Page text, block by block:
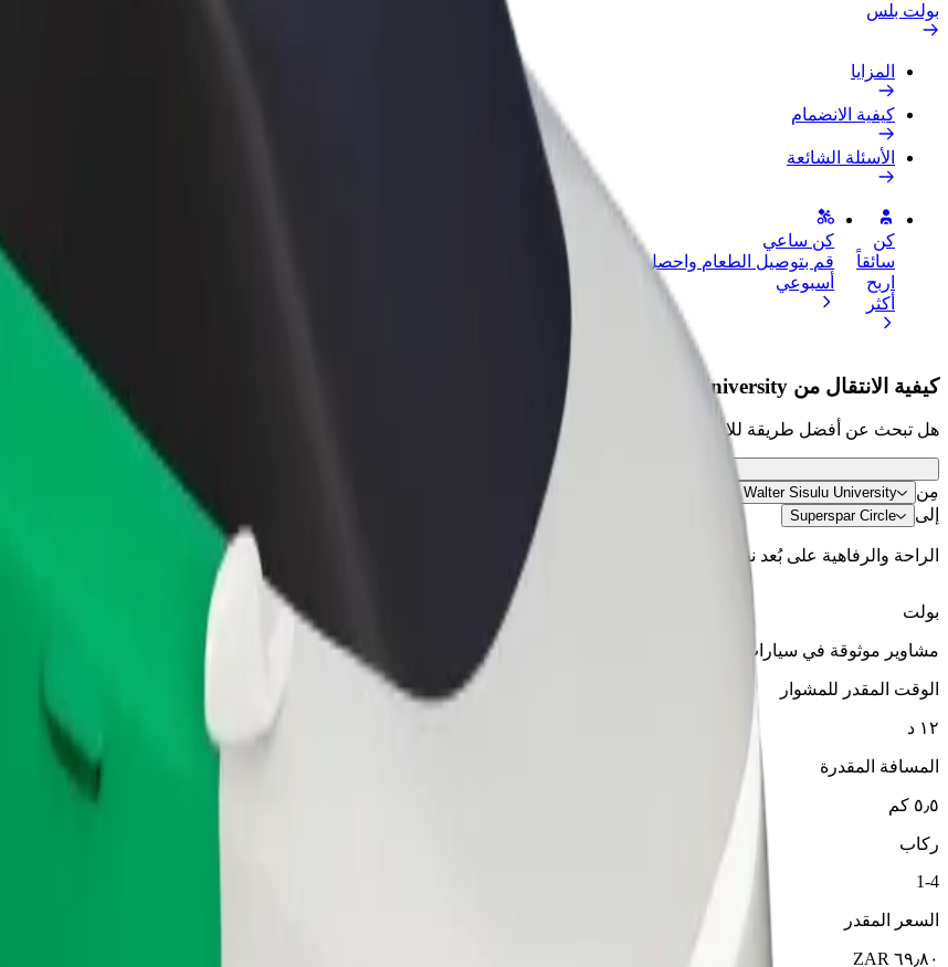
بولت بلس
المزايا
كيفية الانضمام
الأسئلة الشائعة
كن
سائقاً
اربح
أكثر
كن ساعي
قم بتوصيل الطعام واحصل على أجر
أسبوعي
أضف أسطولك إلى بولت وقم بزيادة
كيفية الانتقال من Walter Sisulu University إلى Superspar Circle
هل تبحث عن أفضل طريقة للانتقال من Walter Sisulu University إلى Superspar Circle؟ اطّلع على خدماتنا واختر الأنسب لمشوارك.
احصل على التطبيق
مِن Walter Sisulu University
إلى Superspar Circle
الراحة والرفاهية على بُعد نقرات فقط!
بولت
مشاوير موثوقة في سيارات متوسطة الحجم ويومية.
الوقت المقدر للمشوار
١٢ د
المسافة المقدرة
٥٫٥ كم
ركاب
1-4
السعر المقدر